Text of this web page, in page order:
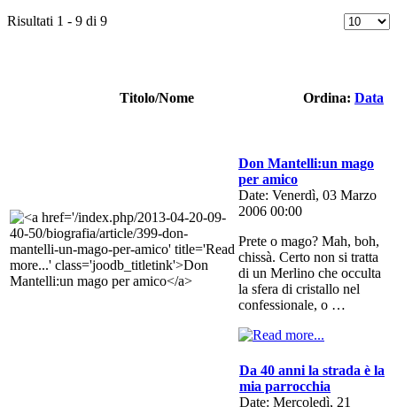
Risultati 1 - 9 di 9
Titolo/Nome Ordina: Data
Don Mantelli:un mago
per amico
Date: Venerdì, 03 Marzo
2006 00:00
Prete o mago? Mah, boh,
chissà. Certo non si tratta
di un Merlino che occulta
la sfera di cristallo nel
confessionale, o …
Da 40 anni la strada è la
mia parrocchia
Date: Mercoledì, 21